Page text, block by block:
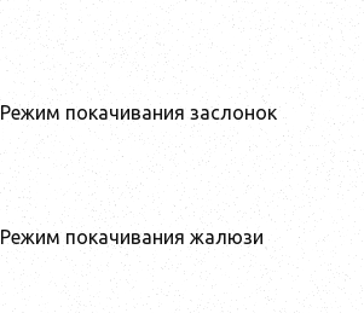
Режим покачивания заслонок
Режим покачивания жалюзи